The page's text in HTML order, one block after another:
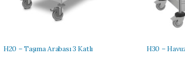
H20 – Taşıma Arabası 3 Katlı H30 –